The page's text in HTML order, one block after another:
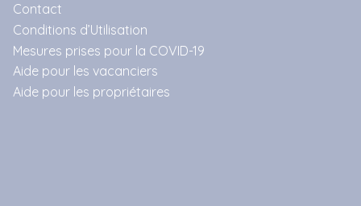
Contact
Conditions d’Utilisation
Mesures prises pour la COVID-19
Aide pour les vacanciers
Aide pour les propriétaires